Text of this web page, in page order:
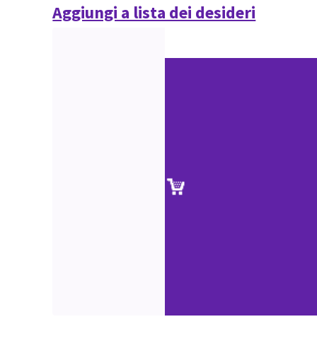
Aggiungi a lista dei desideri